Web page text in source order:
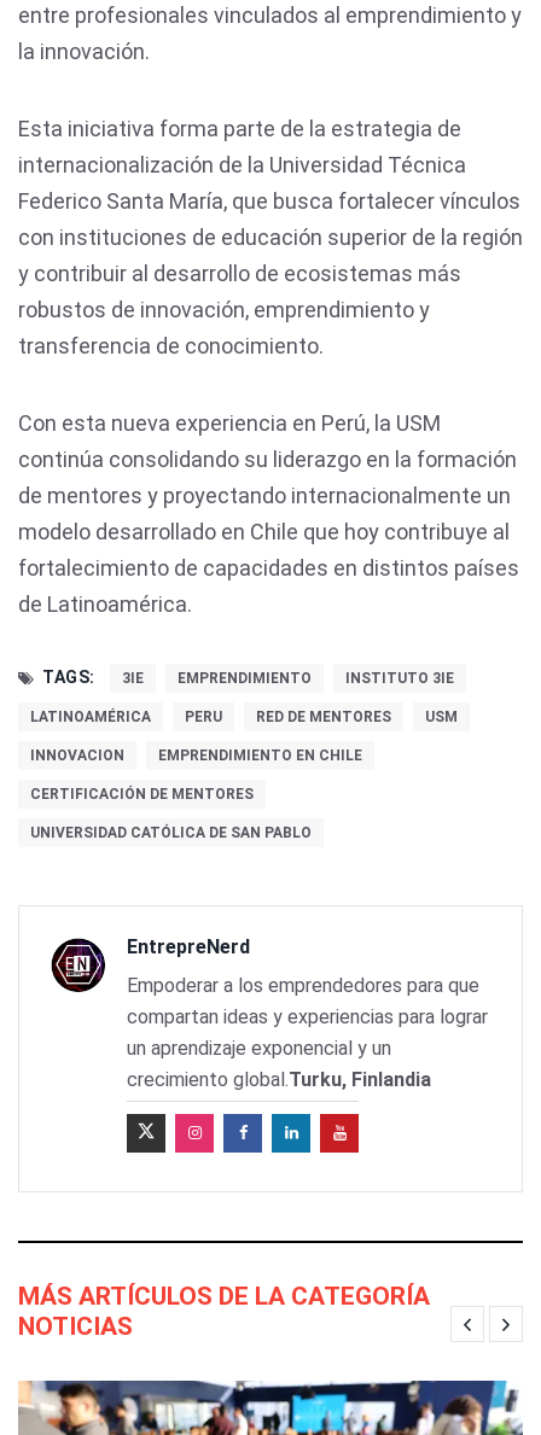
entre profesionales vinculados al emprendimiento y
la innovación.
Esta iniciativa forma parte de la estrategia de
internacionalización de la Universidad Técnica
Federico Santa María, que busca fortalecer vínculos
con instituciones de educación superior de la región
y contribuir al desarrollo de ecosistemas más
robustos de innovación, emprendimiento y
transferencia de conocimiento.
Con esta nueva experiencia en Perú, la USM
continúa consolidando su liderazgo en la formación
de mentores y proyectando internacionalmente un
modelo desarrollado en Chile que hoy contribuye al
fortalecimiento de capacidades en distintos países
de Latinoamérica.
TAGS: 3IE EMPRENDIMIENTO INSTITUTO 3IE
LATINOAMÉRICA PERU RED DE MENTORES USM
INNOVACION EMPRENDIMIENTO EN CHILE
CERTIFICACIÓN DE MENTORES
UNIVERSIDAD CATÓLICA DE SAN PABLO
EntrepreNerd
Empoderar a los emprendedores para que
compartan ideas y experiencias para lograr
un aprendizaje exponencial y un
crecimiento global.Turku, Finlandia
MÁS ARTÍCULOS DE LA CATEGORÍA
NOTICIAS